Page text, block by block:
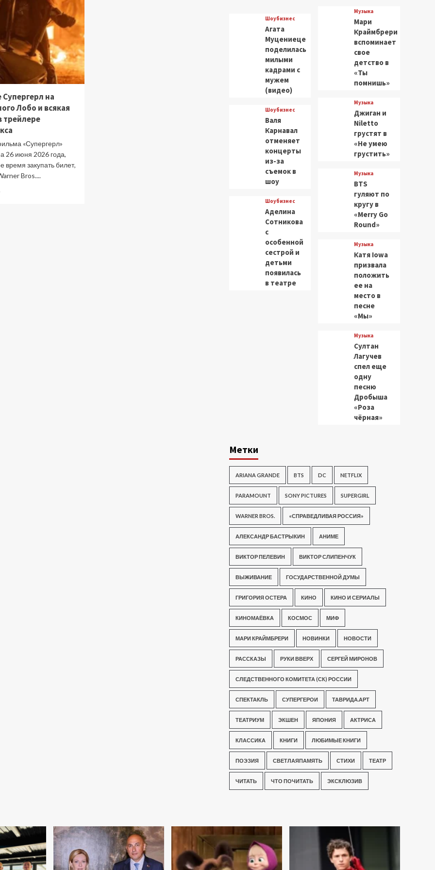
на
Лобо и всякая
трейлере
«Супергерл»
26 июня 2026 года,
время закупать билет,
Bros....
Прочитать
Шоубизнес
Агата
Муцениеце
поделилась
милыми
кадрами с
мужем
(видео)
Шоубизнес
Валя
Карнавал
отменяет
концерты
из-за
съемок в
шоу
Шоубизнес
Аделина
Сотникова
с
особенной
сестрой и
детьми
появилась
в театре
Музыка
Мари
Краймбрери
вспоминает
свое
детство в
«Ты
помнишь»
Музыка
Джиган и
Niletto
грустят в
«Не умею
грустить»
Музыка
BTS
гуляют по
кругу в
«Merry Go
Round»
Музыка
Катя Iowa
призвала
положить
ее на
место в
песне
«Мы»
Музыка
Султан
Лагучев
спел еще
одну
песню
Дробыша
«Роза
чёрная»
Метки
ARIANA GRANDE BTS DC NETFLIX
PARAMOUNT SONY PICTURES SUPERGIRL
WARNER BROS. «СПРАВЕДЛИВАЯ РОССИЯ»
АЛЕКСАНДР БАСТРЫКИН АНИМЕ
ВИКТОР ПЕЛЕВИН ВИКТОР СЛИПЕНЧУК
ВЫЖИВАНИЕ ГОСУДАРСТВЕННОЙ ДУМЫ
ГРИГОРИЯ ОСТЕРА КИНО КИНО И СЕРИАЛЫ
КИНОМАЁВКА КОСМОС МИФ
МАРИ КРАЙМБРЕРИ НОВИНКИ НОВОСТИ
РАССКАЗЫ РУКИ ВВЕРХ СЕРГЕЙ МИРОНОВ
СЛЕДСТВЕННОГО КОМИТЕТА (СК) РОССИИ
СПЕКТАКЛЬ СУПЕРГЕРОИ ТАВРИДА.АРТ
ТЕАТРИУМ ЭКШЕН ЯПОНИЯ АКТРИСА
КЛАССИКА КНИГИ ЛЮБИМЫЕ КНИГИ
ПОЭЗИЯ СВЕТЛАЯПАМЯТЬ СТИХИ ТЕАТР
ЧИТАТЬ ЧТО ПОЧИТАТЬ ЭКСКЛЮЗИВ